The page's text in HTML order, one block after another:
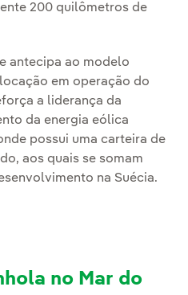
200 quilômetros de
antecipa ao modelo
em operação do
a liderança da
da energia eólica
possui uma carteira de
aos quais se somam
na Suécia.
no Mar do